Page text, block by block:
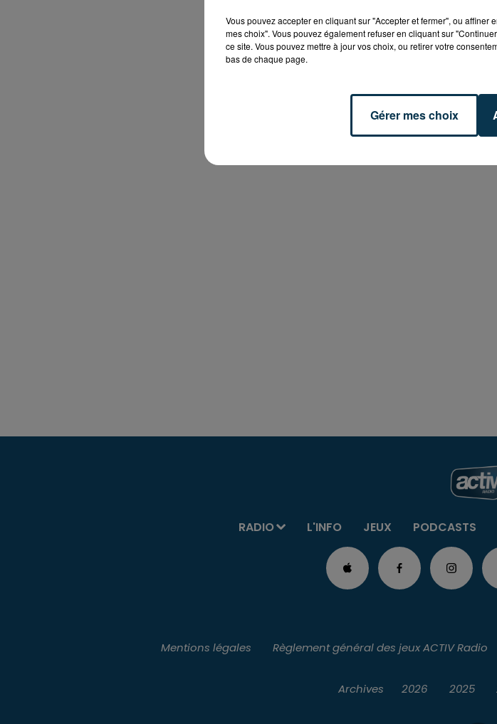
RADIO L'INFO JEUX PODCASTS
Mentions légales Règlement général des jeux ACTIV Radio
Archives 2026 2025
Vous pouvez accepter en cliquant sur "Accepter et fermer", ou
mes choix". Vous pouvez également refuser en cliquant sur
ce site. Vous pouvez mettre à jour vos choix, ou retirer votre
bas de chaque page.
Gérer mes choix